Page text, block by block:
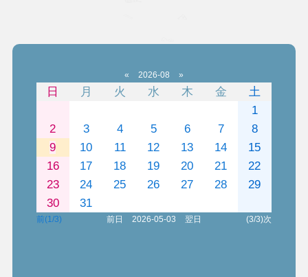
« 2026-08 »
日 月 火 水 木 金
土
1
2
3 4 5 6 7
8
9
10 11 12 13 14
15
16
17 18 19 20 21
22
23
24 25 26 27 28
29
30
31
前(1/3) 前日 2026-05-03 翌日 (3/3)次